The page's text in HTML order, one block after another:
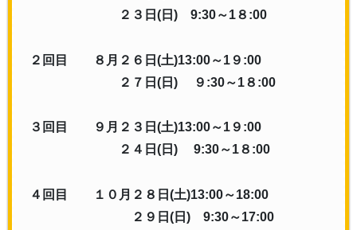
２３日(日) 9:30～1８:00
２回目 ８月２６日(土)13:00～1９:00
２７日(日) ９ :30～1８:00
３回目 ９月２３日(土)13:00～1９:00
２４日(日)
9:30～1８:00
４回目 １０月２８日(土)13:00～18:00
２９日(日)
9:30～17:00